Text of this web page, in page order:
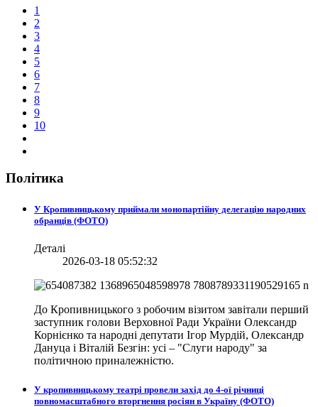
1
2
3
4
5
6
7
8
9
10
Політика
У Кропивницькому приймали монопартійну делегацію народних
обранців (ФОТО)
Деталі
2026-03-18 05:52:32
До Кропивницького з робочим візитом завітали перший
заступник голови Верховної Ради України Олександр
Корнієнко та народні депутати Ігор Мурдій, Олександр
Дануца і Віталій Безгін: усі – "Слуги народу" за
політичною приналежністю.
У кропивницькому театрі провели захід до 4-ої річниці
повномасштабного вторгнення росіян в Україну (ФОТО)